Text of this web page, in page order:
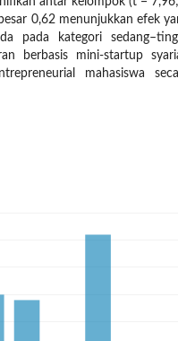
0,62 menunjukkan efek
pada kategori
berbasis mini-startup
mahasiswa